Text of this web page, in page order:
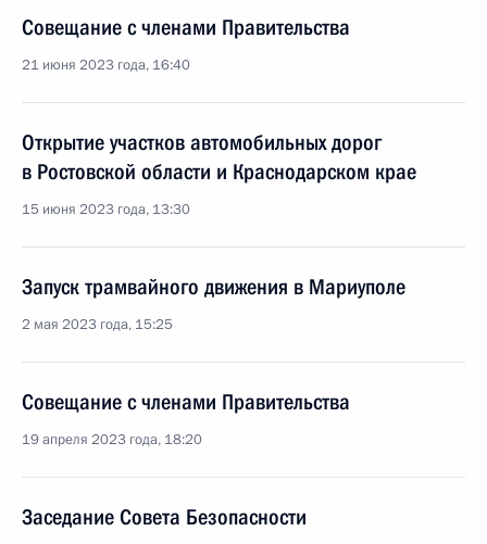
Совещание с членами Правительства
21 июня 2023 года, 16:40
Открытие участков автомобильных дорог
в Ростовской области и Краснодарском крае
15 июня 2023 года, 13:30
Запуск трамвайного движения в Мариуполе
2 мая 2023 года, 15:25
Совещание с членами Правительства
19 апреля 2023 года, 18:20
Заседание Совета Безопасности